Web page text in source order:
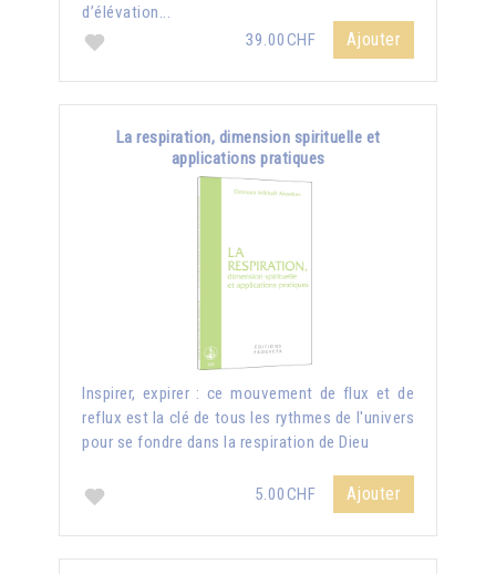
d’élévation...
39.00CHF
Ajouter
La respiration, dimension spirituelle et
applications pratiques
Inspirer, expirer : ce mouvement de flux et de
reflux est la clé de tous les rythmes de l'univers
pour se fondre dans la respiration de Dieu
5.00CHF Ajouter